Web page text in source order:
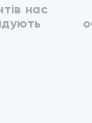
нас